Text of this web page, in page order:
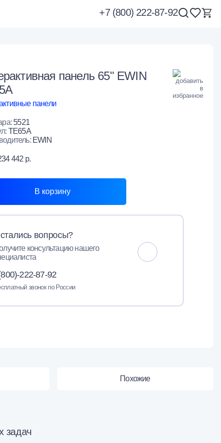
+7 (800) 222-87-92
панель 65" EWIN
панели
5521
TE65A
EWIN
442 р.
В корзину
вопросы?
консультацию нашего
222-87-92
звонок по России
Похожие
задач